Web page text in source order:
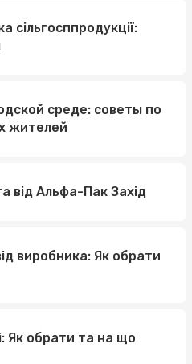
сільгосппродукції:
среде: советы по
жителей
від Альфа-Пак Захід
виробника: Як обрати
Як обрати та на що